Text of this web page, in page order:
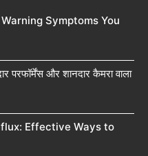
Symptoms You
परफॉर्मेंस और शानदार कैमरा वाला
Effective Ways to